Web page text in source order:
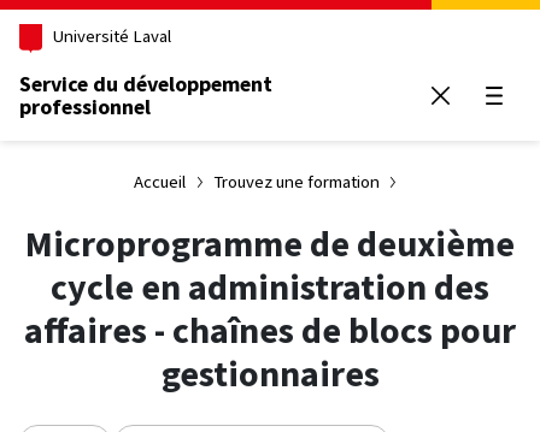
Aller au contenu principal
Université Laval
Service du développement
professionnel
Accueil Trouvez une formation
Microprogramme de deuxième
cycle en administration des
affaires - chaînes de blocs pour
gestionnaires